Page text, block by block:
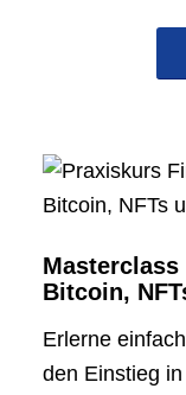
Masterclass
Bitcoin,
Erlerne
den Einstieg